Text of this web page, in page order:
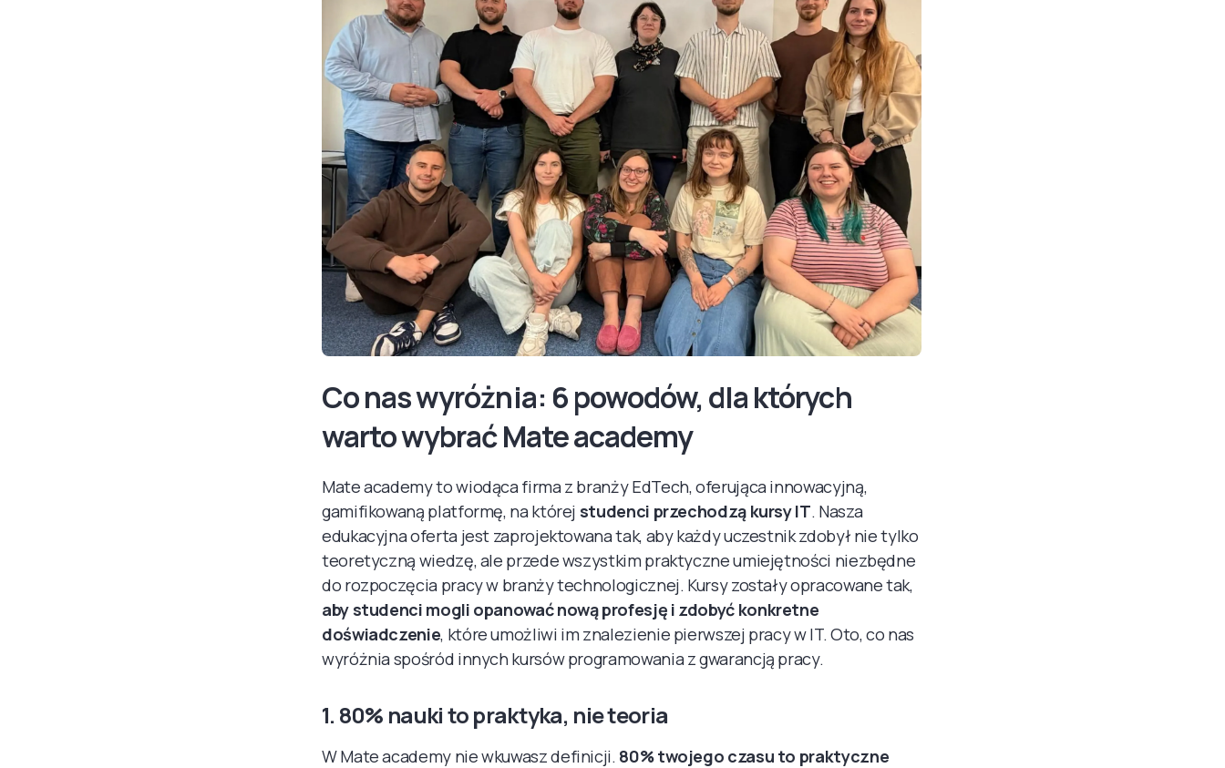
Co nas wyróżnia: 6 powodów, dla których
warto wybrać Mate academy
Mate academy to wiodąca firma z branży EdTech, oferująca innowacyjną,
gamifikowaną platformę, na której studenci przechodzą kursy IT. Nasza
edukacyjna oferta jest zaprojektowana tak, aby każdy uczestnik zdobył nie tylko
teoretyczną wiedzę, ale przede wszystkim praktyczne umiejętności niezbędne
do rozpoczęcia pracy w branży technologicznej. Kursy zostały opracowane tak,
aby studenci mogli opanować nową profesję i zdobyć konkretne
doświadczenie, które umożliwi im znalezienie pierwszej pracy w IT. Oto, co nas
wyróżnia spośród innych kursów programowania z gwarancją pracy.
1. 80% nauki to praktyka, nie teoria
W Mate academy nie wkuwasz definicji. 80% twojego czasu to praktyczne